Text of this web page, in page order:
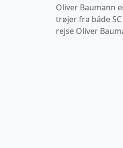
Oliver Baumann
trøjer fra både
rejse Oliver